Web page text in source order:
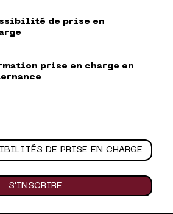
de prise en
prise en charge en
DE PRISE EN CHARGE
S'INSCRIRE